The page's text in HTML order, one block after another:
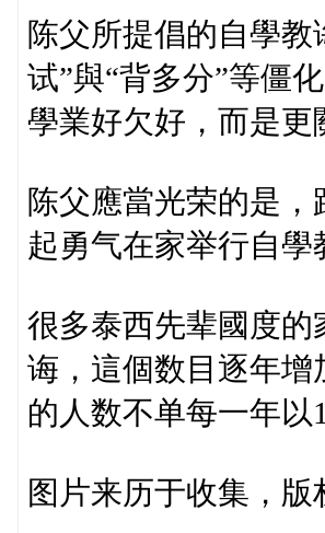
陈父所提倡的自學
试”與“背多分”等僵
學業好欠好，而是
陈父應當光荣的是
起勇气在家举行自學
很多泰西先辈國度
诲，這個数目逐年增
的人数不单每一年
图片来历于收集，